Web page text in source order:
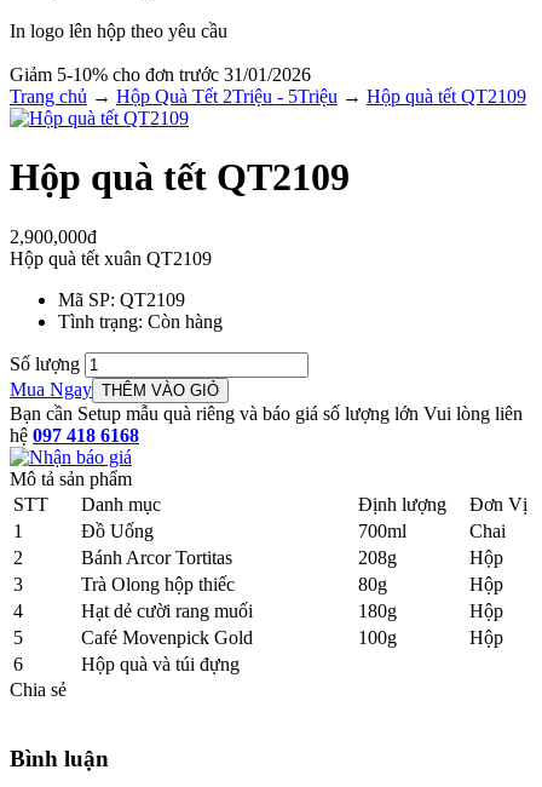
In logo lên hộp theo yêu cầu
Giảm 5-10% cho đơn trước 31/01/2026
Trang chủ → Hộp Quà Tết 2Triệu - 5Triệu → Hộp quà tết QT2109
Hộp quà tết QT2109
2,900,000đ
Hộp quà tết xuân QT2109
Mã SP: QT2109
Tình trạng: Còn hàng
Số lượng
Mua Ngay
Bạn cần Setup mẫu quà riêng và báo giá số lượng lớn Vui lòng liên
hệ 097 418 6168
Mô tả sản phẩm
STT
Danh mục Định lượng
Đơn Vị
1
Đồ Uống 700ml
Chai
2
Bánh Arcor Tortitas 208g
Hộp
3
Trà Olong hộp thiếc 80g
Hộp
4
Hạt dẻ cười rang muối 180g
Hộp
5
Café Movenpick Gold 100g
Hộp
6
Hộp quà và túi đựng
Chia sẻ
Bình luận